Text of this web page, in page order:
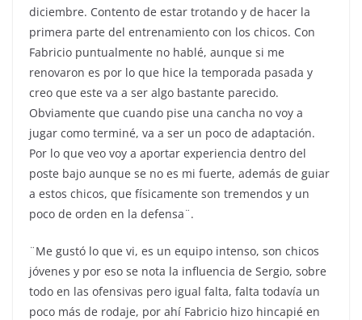
diciembre. Contento de estar trotando y de hacer la
primera parte del entrenamiento con los chicos. Con
Fabricio puntualmente no hablé, aunque si me
renovaron es por lo que hice la temporada pasada y
creo que este va a ser algo bastante parecido.
Obviamente que cuando pise una cancha no voy a
jugar como terminé, va a ser un poco de adaptación.
Por lo que veo voy a aportar experiencia dentro del
poste bajo aunque se no es mi fuerte, además de guiar
a estos chicos, que físicamente son tremendos y un
poco de orden en la defensa¨.
¨Me gustó lo que vi, es un equipo intenso, son chicos
jóvenes y por eso se nota la influencia de Sergio, sobre
todo en las ofensivas pero igual falta, falta todavía un
poco más de rodaje, por ahí Fabricio hizo hincapié en